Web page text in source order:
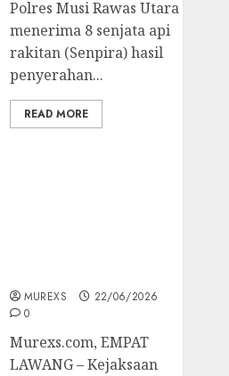
Polres Musi Rawas Utara
menerima 8 senjata api
rakitan (Senpira) hasil
penyerahan...
READ MORE
MUREXS
22/06/2026
0
‎Murexs.com, EMPAT
LAWANG – Kejaksaan